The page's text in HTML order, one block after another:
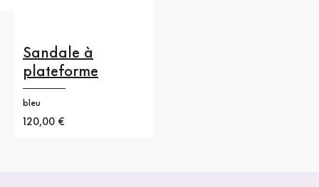
Sandale à
plateforme
bleu
Nouveau prix
120,00 €